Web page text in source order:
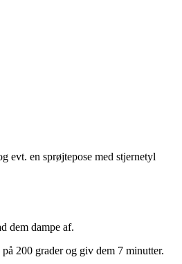
evt. en sprøjtepose med stjernetyl
dem dampe af.
200 grader og giv dem 7 minutter.